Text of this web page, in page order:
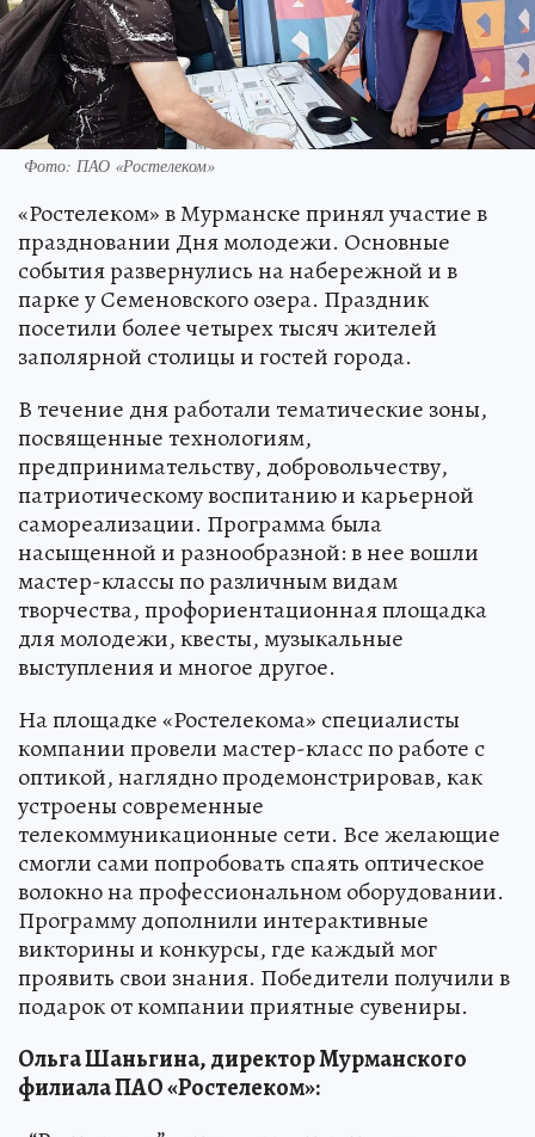
Фото: ПАО «Ростелеком»
«Ростелеком» в Мурманске принял участие в
праздновании Дня молодежи. Основные
события развернулись на набережной и в
парке у Семеновского озера. Праздник
посетили более четырех тысяч жителей
заполярной столицы и гостей города.
В течение дня работали тематические зоны,
посвященные технологиям,
предпринимательству, добровольчеству,
патриотическому воспитанию и карьерной
самореализации. Программа была
насыщенной и разнообразной: в нее вошли
мастер-классы по различным видам
творчества, профориентационная площадка
для молодежи, квесты, музыкальные
выступления и многое другое.
На площадке «Ростелекома» специалисты
компании провели мастер-класс по работе с
оптикой, наглядно продемонстрировав, как
устроены современные
телекоммуникационные сети. Все желающие
смогли сами попробовать спаять оптическое
волокно на профессиональном оборудовании.
Программу дополнили интерактивные
викторины и конкурсы, где каждый мог
проявить свои знания. Победители получили в
подарок от компании приятные сувениры.
Ольга Шаньгина, директор Мурманского
филиала ПАО «Ростелеком»: